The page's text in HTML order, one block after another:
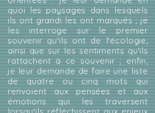
quoi les paysages dans lesquels
ils ont grandi les ont marqués ; je
les interroge sur le premier
souvenir qu'ils ont de l'écologie,
ainsi que sur les sentiments qu'ils
rattachent à ce souvenir ; enfin,
je leur demande de faire une liste
de quatre ou cinq mots qui
renvoient aux pensées et aux
émotions qui les traversent